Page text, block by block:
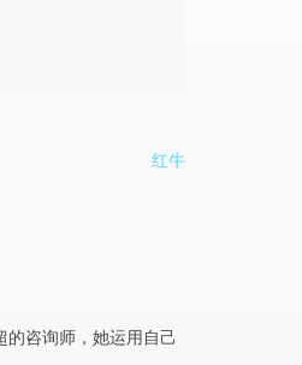
红牛
的咨询师，她运用自己